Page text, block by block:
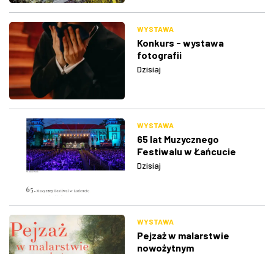
WYSTAWA
Konkurs - wystawa
fotografii
Dzisiaj
WYSTAWA
65 lat Muzycznego
Festiwalu w Łańcucie
Dzisiaj
WYSTAWA
Pejzaż w malarstwie
nowożytnym